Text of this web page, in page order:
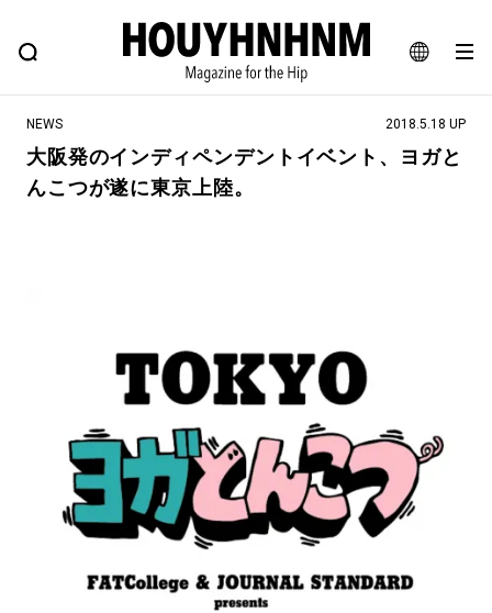
JA
EN
FEATURE BLOG SNAP
ヒップなファッション、カルチャー、ライフスタイルWEBマガジン
#路地裏てぃーん。 #MONTHLY JOURNAL
#GH 銘品の所以 #フイナムのYouTube
#AH.H
#ととけん #FASHION #MUSIC #MOVIE
#LIFESTYLE #SNEAKER #OUTDOOR
#SPORTS #HANDSOME HANDBOOK
NEWS 2018.5.18 UP
大阪発のインディペンデントイベント、ヨガと
んこつが遂に東京上陸。